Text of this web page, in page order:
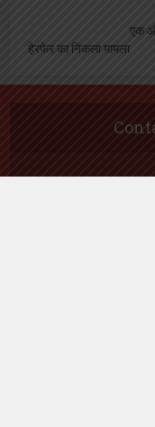
एक
हेरफेर का निकला मामला